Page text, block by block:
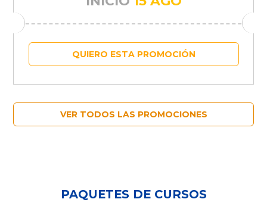
QUIERO ESTA PROMOCIÓN
VER TODOS LAS PROMOCIONES
PAQUETES DE CURSOS